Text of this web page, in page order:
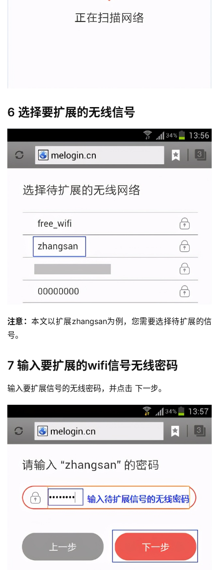
稿
日
好
诗
6 选择要扩展的无线信号
注意：本文以扩展zhangsan为例，您需要选择待扩展的信
号。
7 输入要扩展的wifi信号无线密码
输入要扩展信号的无线密码，并点击 下一步。